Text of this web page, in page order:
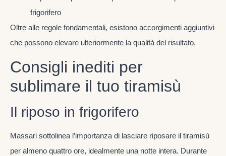
frigorifero
Oltre alle regole fondamentali, esistono accorgimenti aggiuntivi
che possono elevare ulteriormente la qualità del risultato.
Consigli inediti per
sublimare il tuo tiramisù
Il riposo in frigorifero
Massari sottolinea l’importanza di lasciare riposare il tiramisù
per almeno quattro ore, idealmente una notte intera. Durante